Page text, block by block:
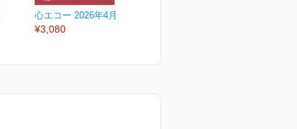
心エコー 2026年4月号
¥3,080